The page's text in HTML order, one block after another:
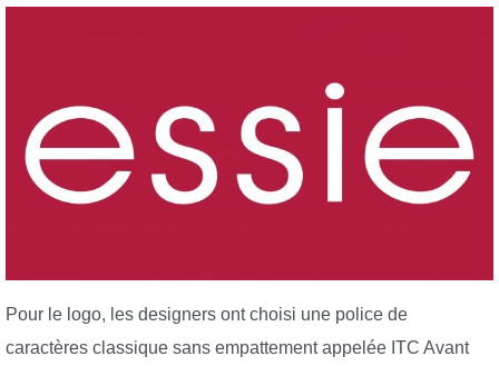
Pour le logo, les designers ont choisi une police de
caractères classique sans empattement appelée ITC Avant